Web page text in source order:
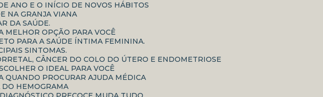
ANO E O INÍCIO DE NOVOS HÁBITOS
NA GRANJA VIANA
DA SAÚDE.
MELHOR OPÇÃO PARA VOCÊ
PARA A SAÚDE ÍNTIMA FEMININA.
SINTOMAS.
CÂNCER DO COLO DO ÚTERO E ENDOMETRIOSE
O IDEAL PARA VOCÊ
QUANDO PROCURAR AJUDA MÉDICA
DO HEMOGRAMA